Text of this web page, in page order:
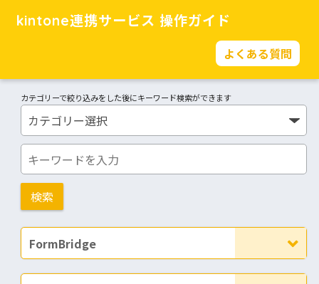
kintone連携サービス 操作ガイド
よくある質問
カテゴリーで絞り込みをした後にキーワード検索ができます
FormBridge